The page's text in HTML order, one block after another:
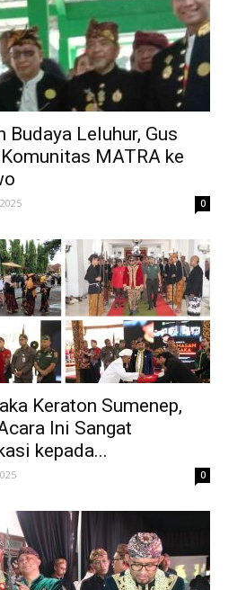
Budaya Leluhur, Gus
MATRA ke
0
Keraton Sumenep,
Ini Sangat
kepada...
0